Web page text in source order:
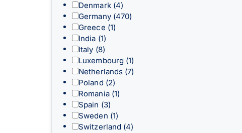
Denmark (4)
Germany (470)
Greece (1)
India (1)
Italy (8)
Luxembourg (1)
Netherlands (7)
Poland (2)
Romania (1)
Spain (3)
Sweden (1)
Switzerland (4)